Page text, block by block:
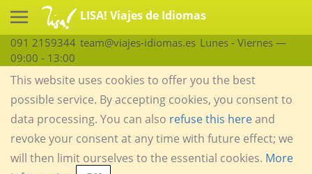
LISA! Viajes de Idiomas
091 2159344 team@viajes-idiomas.es Lunes - Viernes —
09:00 - 13:00
This website uses cookies to offer you the best
possible service. By accepting cookies, you consent to
data processing. You can also refuse this hereand
revoke your consent at any time with future effect; we
will then limit ourselves to the essential cookies. More